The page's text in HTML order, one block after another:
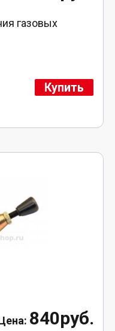
газовых
Купить
840руб.